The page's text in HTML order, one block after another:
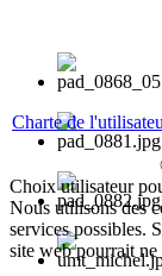
Charte de
Choix utilisateur
Nous utilisons des
services possibles.
site web pourrait